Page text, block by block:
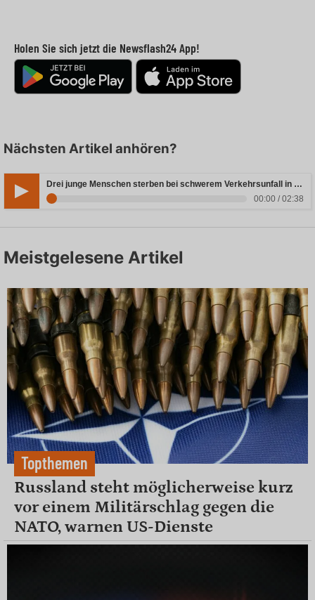
Holen Sie sich jetzt die Newsflash24 App!
Nächsten Artikel anhören?
Drei junge Menschen sterben bei schwerem Verkehrsunfall in Rheinland-Pfalz
00:00 / 02:38
Meistgelesene Artikel
Topthemen
Russland steht möglicherweise kurz
vor einem Militärschlag gegen die
NATO, warnen US-Dienste